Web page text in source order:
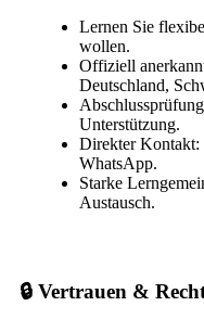
Lernen Sie
wollen.
Offiziell
Deutschland,
Unterstützung.
Direkter Kontakt:
WhatsApp.
Starke
Austausch.
🔒 Vertrauen &